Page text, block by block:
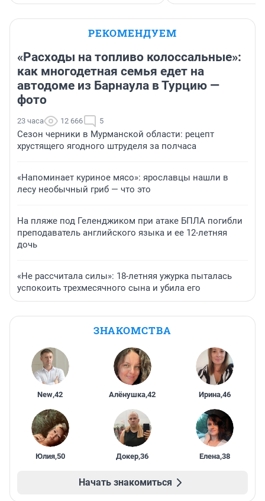
РЕКОМЕНДУЕМ
«Расходы на топливо колоссальные»:
как многодетная семья едет на
автодоме из Барнаула в Турцию —
фото
23 часа 12 666 5
Сезон черники в Мурманской области: рецепт
хрустящего ягодного штруделя за полчаса
«Напоминает куриное мясо»: ярославцы нашли в
лесу необычный гриб — что это
На пляже под Геленджиком при атаке БПЛА погибли
преподаватель английского языка и ее 12-летняя
дочь
«Не рассчитала силы»: 18-летняя ужурка пыталась
успокоить трехмесячного сына и убила его
ЗНАКОМСТВА
New,42 Алёнушка,42 Ирина,46
Юлия,50 Докер,36 Елена,38
Начать знакомиться